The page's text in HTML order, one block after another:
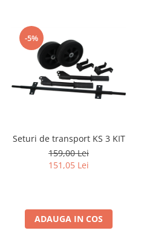
-5%
Seturi de transport KS 3 KIT
159,00 Lei
151,05 Lei
ADAUGA IN COS